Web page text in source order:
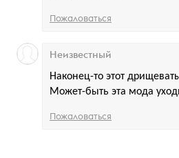
Пожаловаться
Наконец-то этот
Может-быть эта мода
Неизвестный
Пожаловаться